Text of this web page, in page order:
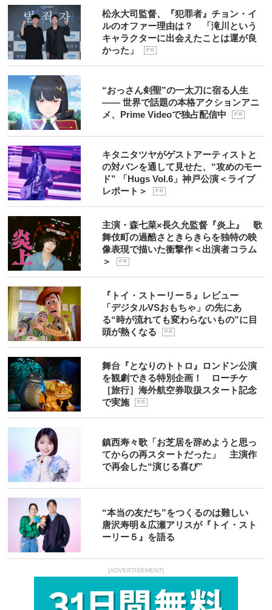
松永大司監督、『犯罪者』チョン・イ
ルのオファー理由は？ 「滝川という
キャラクターに出会えたことは運が良
かった」
P R
“おっさん剣聖”の一太刀に宿る人生
―― 世界で話題の本格アクションアニ
メ、Prime Videoで独占配信中
P R
キタニタツヤがゲストアーティストと
の対バンを通して見せた、“攻めのモー
ド” 「Hugs Vol.6」神戸公演＜ライブ
レポート＞
P R
主演・森七菜×長久允監督『炎上』 歌
舞伎町の過酷さときらきらを独特の映
像表現で描いた衝撃作＜出演者コラム
＞
P R
『トイ・ストーリー５』レビュー
「デジタルVSおもちゃ」の先にあ
る“時が流れても変わらないもの”に目
頭が熱くなる
P R
舞台『となりのトトロ』ロンドン公演
を観劇できる特別企画！ ローチケ
［旅行］海外航空券取扱スタート記念
で実施
P R
鎮西寿々歌「お芝居を辞めようと思っ
てからの再スタートだった」 主演作
で再会した“演じる喜び”
“本当の友だち”をつくるのは難しい
唐沢寿明＆広瀬アリスが『トイ・スト
ーリー５』を語る
[ADVERTISEMENT]